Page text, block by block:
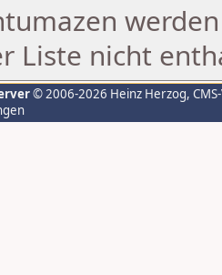
Liste nicht
© 2006-2026 Heinz Herzog,